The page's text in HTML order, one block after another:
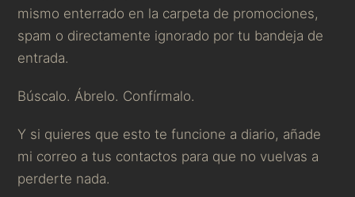
mismo enterrado en la carpeta de promociones,
spam o directamente ignorado por tu bandeja de
entrada.
Búscalo. Ábrelo. Confírmalo.
Y si quieres que esto te funcione a diario, añade
mi correo a tus contactos para que no vuelvas a
perderte nada.